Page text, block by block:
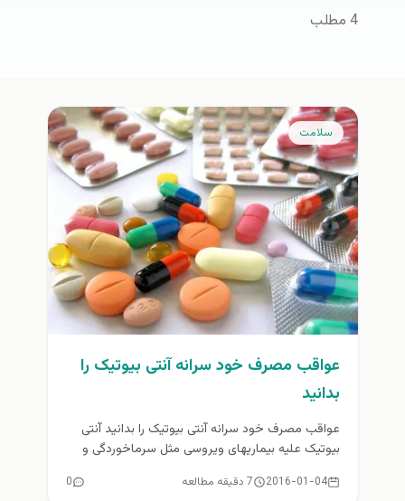
4 مطلب
سلامت
عواقب مصرف خود سرانه آنتی بیوتیک را
بدانید
عواقب مصرف خود سرانه آنتی بیوتیک را بدانید آنتی
بیوتیک عليه بيماريهای ويروسی مثل سرماخوردگی و
2016-01-04 7 دقیقه مطالعه 0